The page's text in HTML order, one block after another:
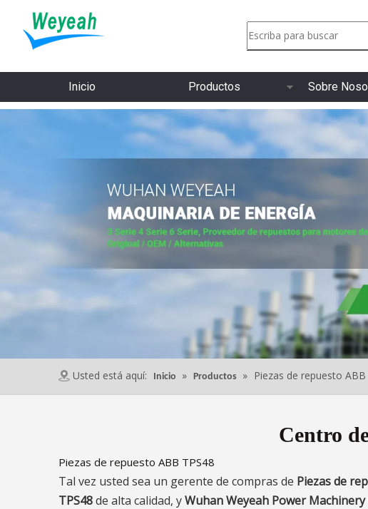
Inicio Productos Sobre
Usted está aquí: Inicio » Productos » Piezas de repuesto ABB
Centro
Piezas de repuesto ABB TPS48
Tal vez usted sea un gerente de compras de Piezas de
TPS48de alta calidad, yWuhan Weyeah Power Machinery